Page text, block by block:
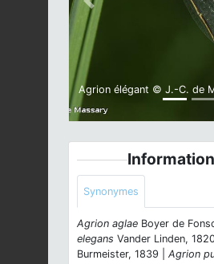
Agrion élégant © J.-C. de
Previous
Synonymes
Agrion aglae Boyer de
elegans Vander Linden,
Burmeister, 1839 | Agrion